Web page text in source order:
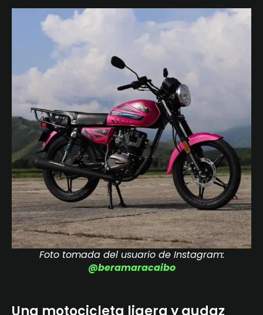
Foto tomada del usuario de Instagram:
@beramaracaibo
Una motocicleta ligera y audaz